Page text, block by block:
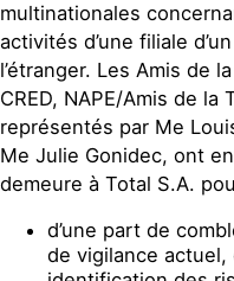
multinationales
activités d’une filiale
l’étranger. Les Amis de
CRED, NAPE/Amis de la
représentés par Me
Me Julie Gonidec, ont
demeure à Total S.A.
d’une part de
de vigilance